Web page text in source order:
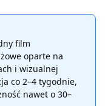
film
oparte na
i wizualnej
co 2–4 tygodnie,
nawet o 30–